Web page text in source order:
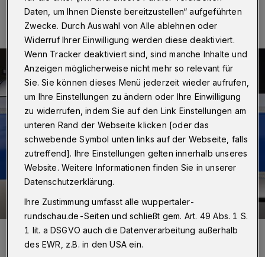
Symbolfoto.
Foto: Jochen Tack
Daten, um Ihnen Dienste bereitzustellen“ aufgeführten
Zwecke. Durch Auswahl von Alle ablehnen oder
Widerruf Ihrer Einwilligung werden diese deaktiviert.
Wenn Tracker deaktiviert sind, sind manche Inhalte und
Anzeigen möglicherweise nicht mehr so relevant für
Sie. Sie können dieses Menü jederzeit wieder aufrufen,
um Ihre Einstellungen zu ändern oder Ihre Einwilligung
zu widerrufen, indem Sie auf den Link Einstellungen am
unteren Rand der Webseite klicken [oder das
schwebende Symbol unten links auf der Webseite, falls
zutreffend]. Ihre Einstellungen gelten innerhalb unseres
Website. Weitere Informationen finden Sie in unserer
Datenschutzerklärung.
Ihre Zustimmung umfasst alle wuppertaler-
rundschau.de-Seiten und schließt gem. Art. 49 Abs. 1 S.
1 lit. a DSGVO auch die Datenverarbeitung außerhalb
des EWR, z.B. in den USA ein.